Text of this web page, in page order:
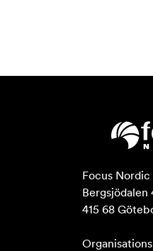
Focus Nordic
Bergsjödalen
415 68